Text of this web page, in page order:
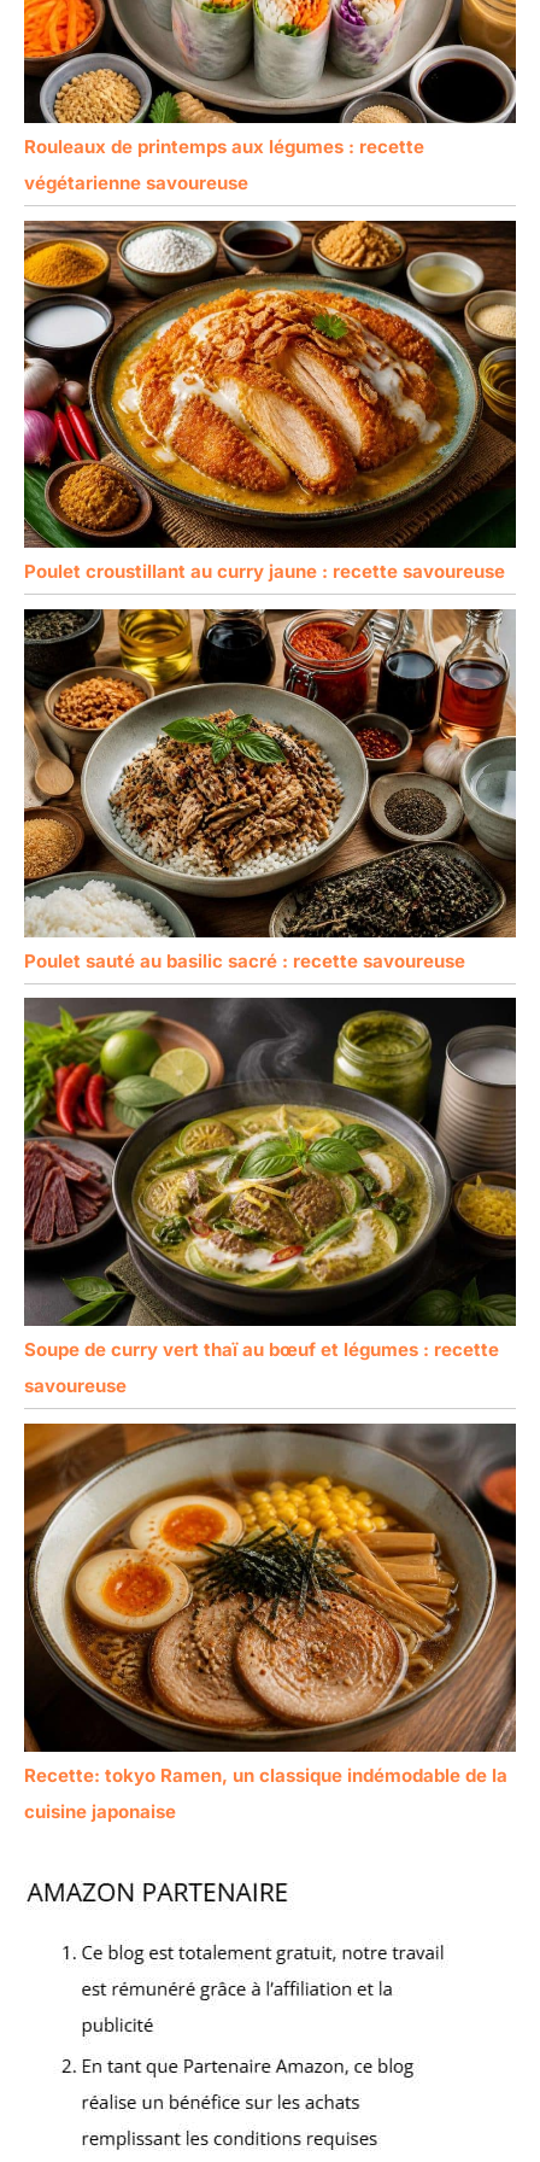
jours tels que les pâtes.
Au En même temps, les
baguettes en métal ont
de beaux motifs laser et
un savoir-faire élégant,
idéaux pour Noël, les
anniversaires, les
anniversaires, etc.
Rouleaux de printemps aux légumes : recette
végétarienne savoureuse
Poulet croustillant au curry jaune : recette savoureuse
Poulet sauté au basilic sacré : recette savoureuse
Soupe de curry vert thaï au bœuf et légumes : recette
savoureuse
Recette: tokyo Ramen, un classique indémodable de la
cuisine japonaise